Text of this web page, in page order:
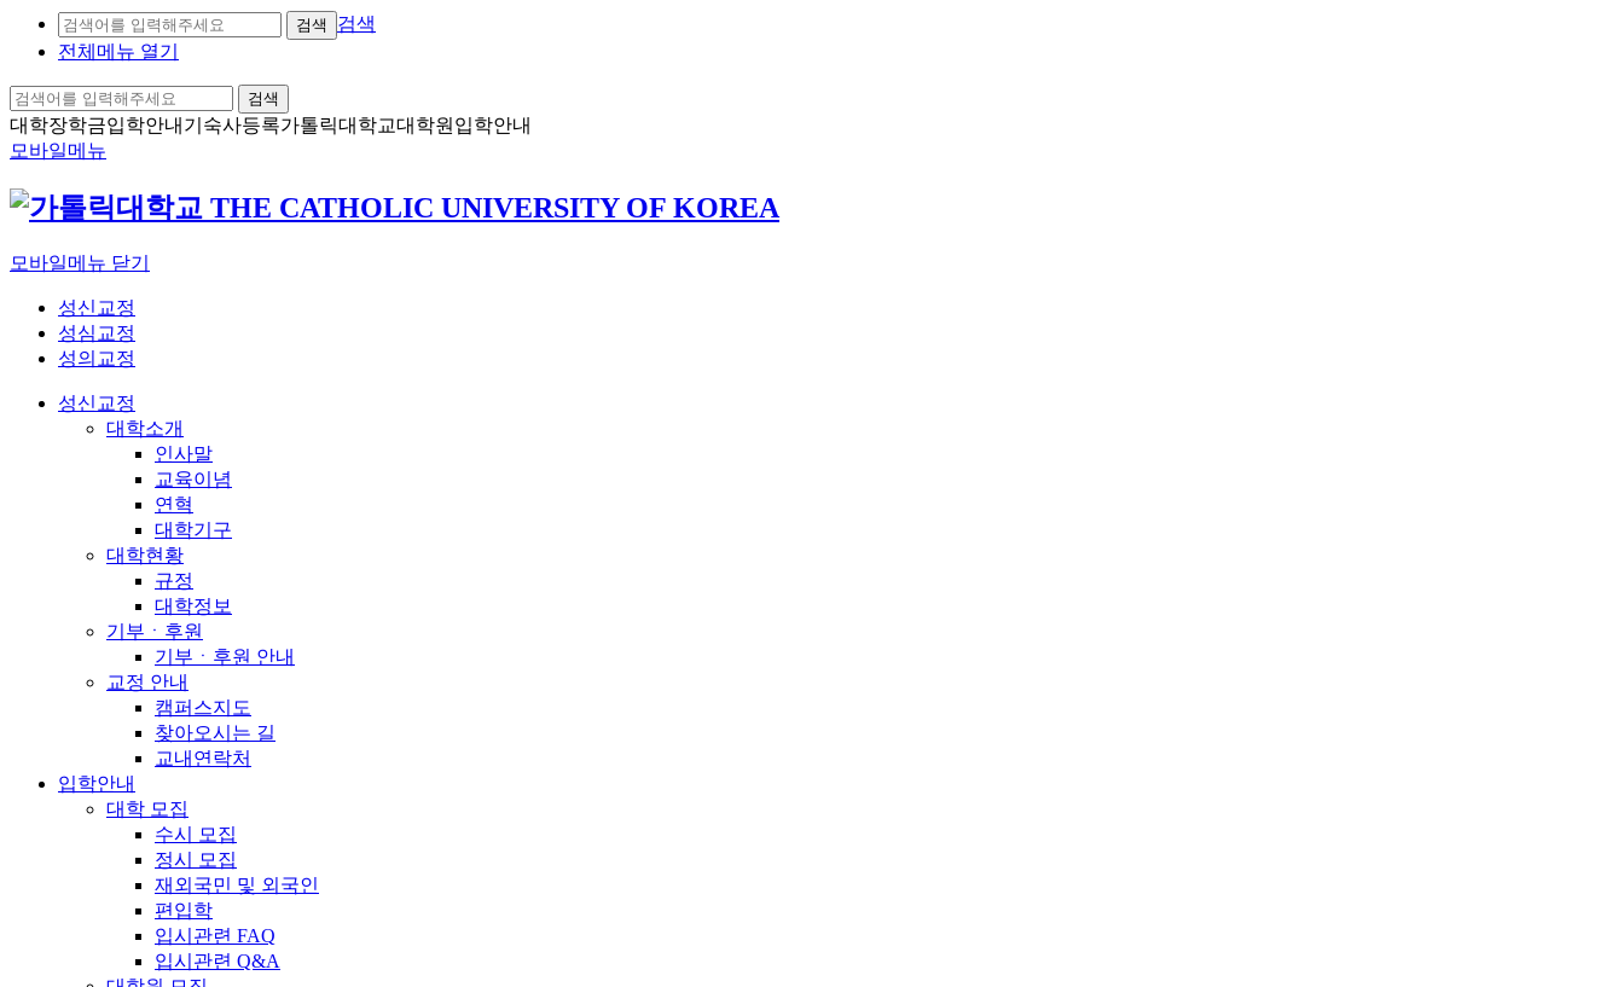
검색
검색
전체메뉴 열기
검색
대학장학금입학안내 기숙사등록가톨릭대학교대학원입학안내
모바일메뉴
모바일메뉴 닫기
성신교정
성심교정
성의교정
성신교정
대학소개
인사말
교육이념
연혁
대학기구
대학현황
규정
대학정보
기부ㆍ후원
기부ㆍ후원 안내
교정 안내
캠퍼스지도
찾아오시는 길
교내연락처
입학안내
대학 모집
수시 모집
정시 모집
재외국민 및 외국인
편입학
입시관련 FAQ
입시관련 Q&A